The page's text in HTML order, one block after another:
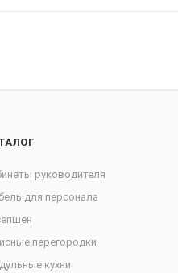
руководителя
для персонала
перегородки
кухни